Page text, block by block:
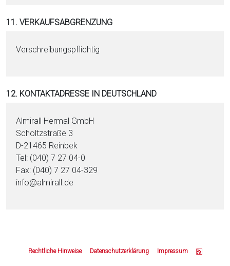
11. VERKAUFSABGRENZUNG
Verschreibungspflichtig
12. KONTAKTADRESSE IN DEUTSCHLAND
Almirall Hermal GmbH
Scholtzstraße 3
D-21465 Reinbek
Tel: (040) 7 27 04-0
Fax: (040) 7 27 04-329
info@almirall.de
Rechtliche Hinweise Datenschutzerklärung Impressum